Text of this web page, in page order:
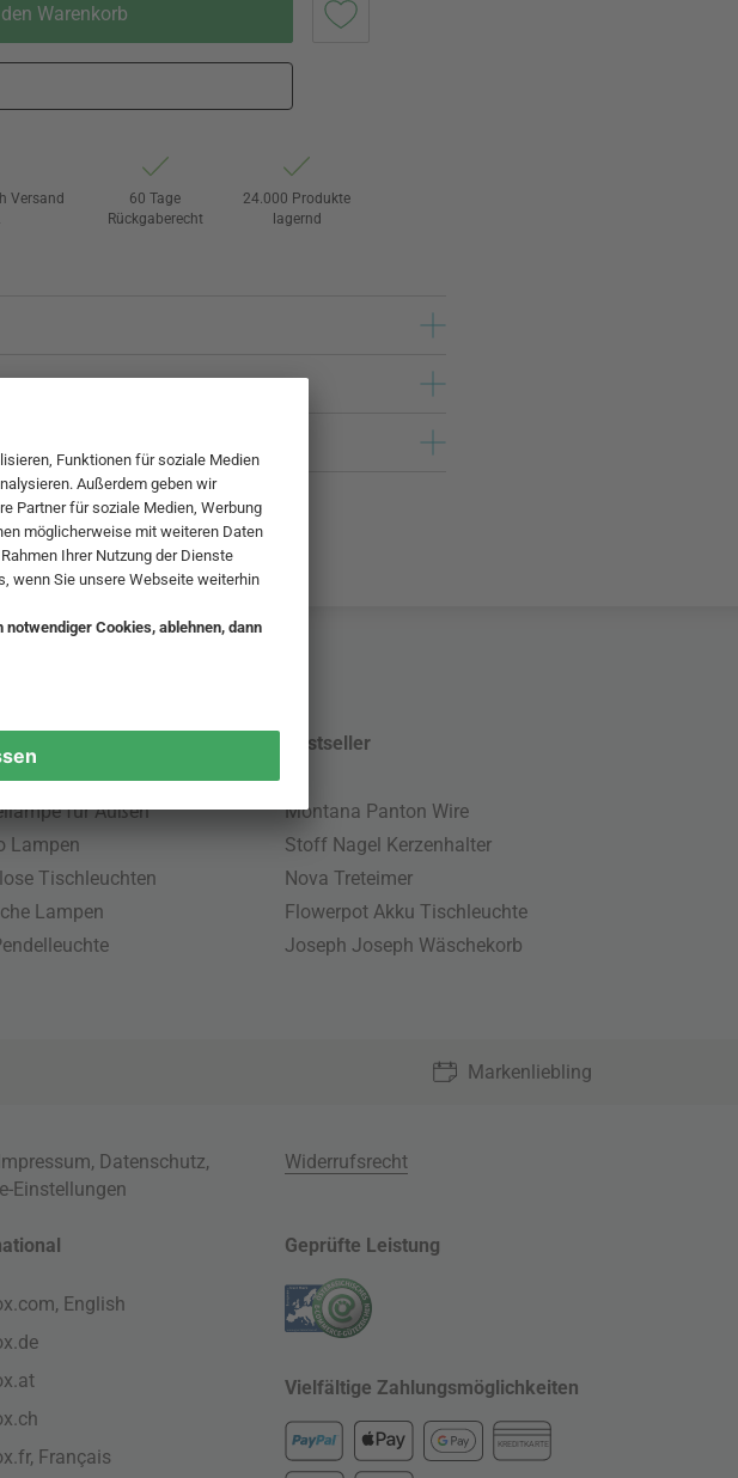
Warenkorb
Versand
60 Tage
Rückgaberecht
24.000 Produkte
lagernd
Leuchten
für Außen
Lampen
Tischleuchten
Lampen
Bestseller
Montana Panton Wire
Stoff Nagel Kerzenhalter
Nova Treteimer
Flowerpot Akku Tischleuchte
Joseph Joseph Wäschekorb
Markenliebling
, Datenschutz,
Einstellungen
Widerrufsrecht
English
Français
Geprüfte Leistung
Vielfältige Zahlungsmöglichkeiten
KREDITKARTE